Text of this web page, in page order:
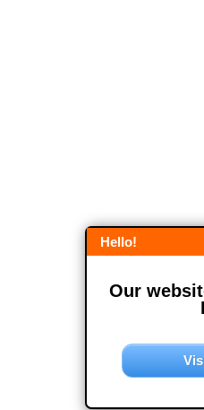
Hello!
Our